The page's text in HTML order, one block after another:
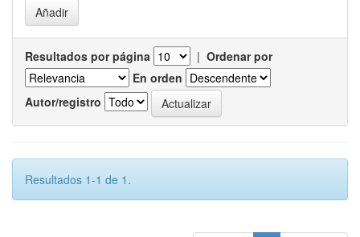
Resultados por página | Ordenar por
En orden
Autor/registro
Resultados 1-1 de 1.